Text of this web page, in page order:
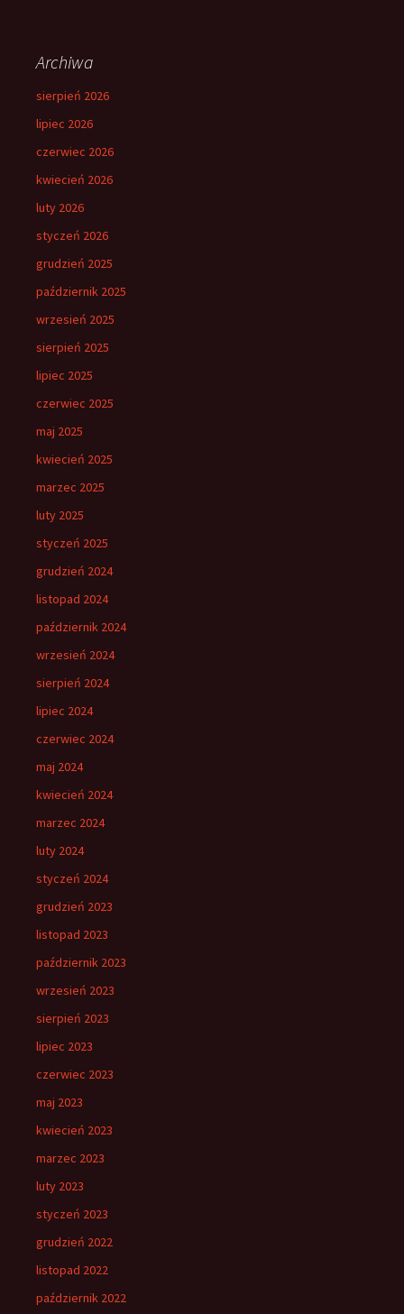
Archiwa
sierpień 2026
lipiec 2026
czerwiec 2026
kwiecień 2026
luty 2026
styczeń 2026
grudzień 2025
październik 2025
wrzesień 2025
sierpień 2025
lipiec 2025
czerwiec 2025
maj 2025
kwiecień 2025
marzec 2025
luty 2025
styczeń 2025
grudzień 2024
listopad 2024
październik 2024
wrzesień 2024
sierpień 2024
lipiec 2024
czerwiec 2024
maj 2024
kwiecień 2024
marzec 2024
luty 2024
styczeń 2024
grudzień 2023
listopad 2023
październik 2023
wrzesień 2023
sierpień 2023
lipiec 2023
czerwiec 2023
maj 2023
kwiecień 2023
marzec 2023
luty 2023
styczeń 2023
grudzień 2022
listopad 2022
październik 2022